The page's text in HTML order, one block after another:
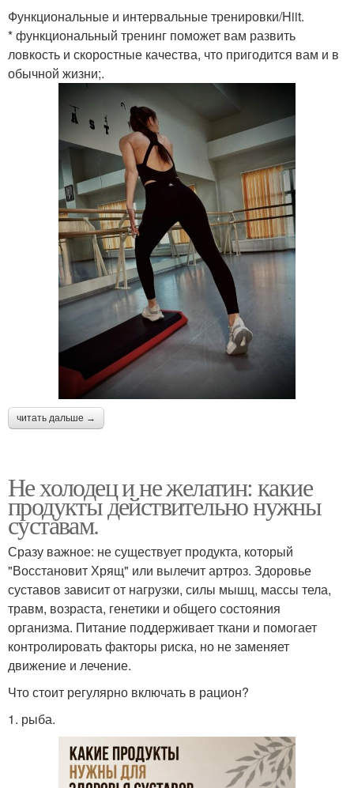
Функциональные и интервальные тренировки/Hiit.
* функциональный тренинг поможет вам развить
ловкость и скоростные качества, что пригодится вам и в
обычной жизни;.
читать дальше →
Не холодец и не желатин: какие
продукты действительно нужны
суставам.
Сразу важное: не существует продукта, который
"Восстановит Хрящ" или вылечит артроз. Здоровье
суставов зависит от нагрузки, силы мышц, массы тела,
травм, возраста, генетики и общего состояния
организма. Питание поддерживает ткани и помогает
контролировать факторы риска, но не заменяет
движение и лечение.
Что стоит регулярно включать в рацион?
1. рыба.